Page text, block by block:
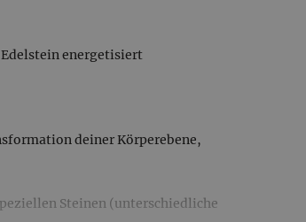
energetisiert
deiner Körperebene,
Steinen (unterschiedliche